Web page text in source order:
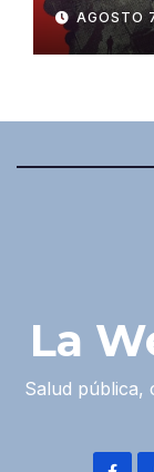
AGOSTO
La
Salud pública,